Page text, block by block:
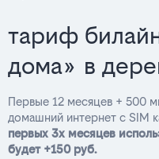
тариф
дома» в
Первые 12 месяцев + 500
домашний интернет с SIM
первых 3х месяцев
будет +150 руб.